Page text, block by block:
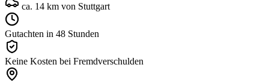
ca. 14 km von Stuttgart
Gutachten in 48 Stunden
Keine Kosten bei Fremdverschulden